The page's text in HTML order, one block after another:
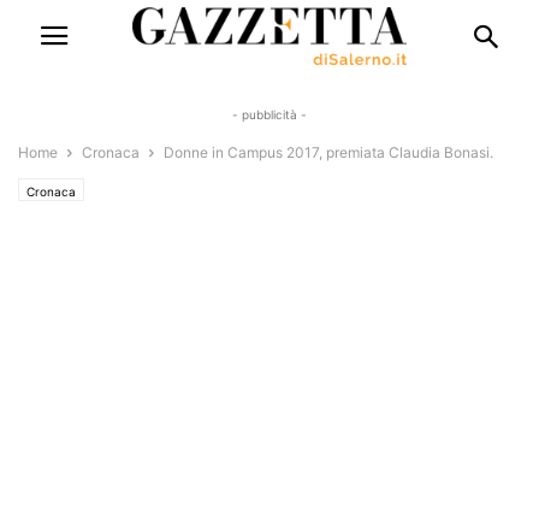
- pubblicità -
Home Cronaca Donne in Campus 2017, premiata Claudia Bonasi.
Cronaca